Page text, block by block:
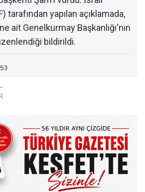
tarafından yapılan açıklamada,
ait Genelkurmay Başkanlığı'nın
bildirildi.